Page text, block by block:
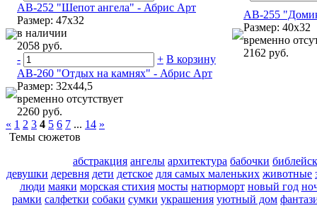
АВ-252 "Шепот ангела" - Абрис Арт
Размер: 47х32
в наличии
2058 руб.
-
+ В корзину
АВ-255
Размер: 40х32
временно
2162 руб.
АВ-260 "Отдых на камнях" - Абрис Арт
Размер: 32х44,5
временно отсутствует
2260 руб.
« 1 2 3 4 5 6 7 ... 14 »
Темы сюжетов
абстракция ангелы архитектура бабочки
девушки деревня дети детское для самых маленьких животные
люди маяки морская стихия мосты натюрморт новый год
рамки салфетки собаки сумки украшения уютный дом